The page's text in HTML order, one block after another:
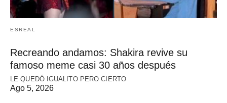
ESREAL
Recreando andamos: Shakira revive su
famoso meme casi 30 años después
LE QUEDÓ IGUALITO PERO CIERTO
Ago 5, 2026